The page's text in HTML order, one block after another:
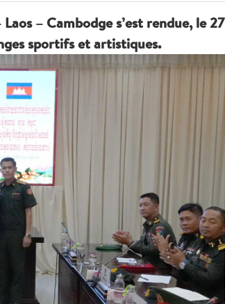
– Cambodge s’est rendue, le 27
sportifs et artistiques.